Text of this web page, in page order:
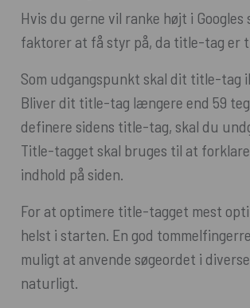
Hvis du gerne vil ranke højt i
faktorer at få styr på, da title-tag er
Som udgangspunkt skal dit title-tag
Bliver dit title-tag længere end 59
definere sidens title-tag, skal du
Title-tagget skal bruges til at
indhold på siden.
For at optimere title-tagget mest
helst i starten. En god
muligt at anvende søgeordet i
naturligt.